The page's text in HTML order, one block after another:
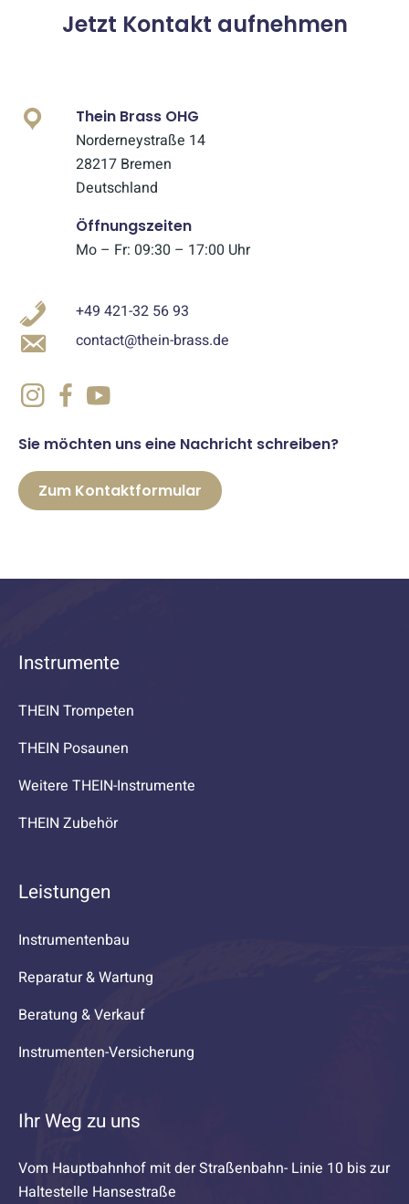
Jetzt Kontakt aufnehmen
Thein Brass OHG
Norderneystraße 14
28217 Bremen
Deutschland
Öffnungszeiten
Mo – Fr: 09:30 – 17:00 Uhr
+49 421-32 56 93
contact@thein-brass.de
Sie möchten uns eine Nachricht schreiben?
Zum Kontaktformular
Instrumente
THEIN Trompeten
THEIN Posaunen
Weitere THEIN-Instrumente
THEIN Zubehör
Leistungen
Instrumentenbau
Reparatur & Wartung
Beratung & Verkauf
Instrumenten-Versicherung
Ihr Weg zu uns
Vom Hauptbahnhof mit der Straßenbahn- Linie 10 bis zur
Haltestelle Hansestraße